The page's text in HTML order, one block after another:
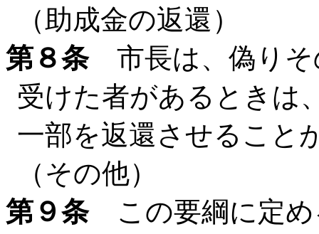
（助成金の返還）
第８条市長は、偽りそ
受けた者があるときは
一部を返還させること
（その他）
第９条この要綱に定め